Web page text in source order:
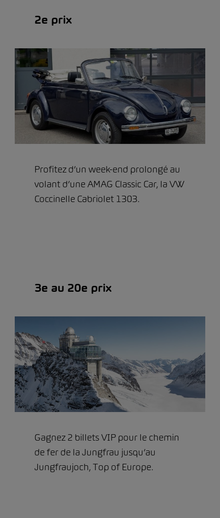
2e prix
Profitez d’un week-end prolongé au
volant d’une AMAG Classic Car, la VW
Coccinelle Cabriolet 1303.
3e au 20e prix
Gagnez 2 billets VIP pour le chemin
de fer de la Jungfrau jusqu’au
Jungfraujoch, Top of Europe.